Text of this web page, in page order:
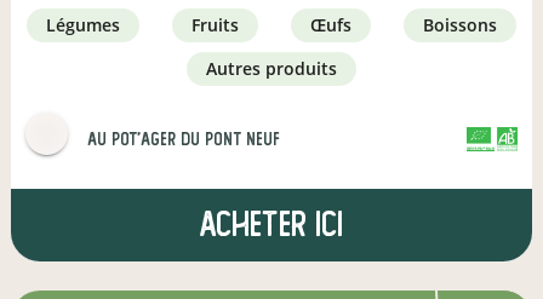
légumes fruits œufs
boissons
autres produits
Au Pot'ager Du Pont Neuf
Acheter ici